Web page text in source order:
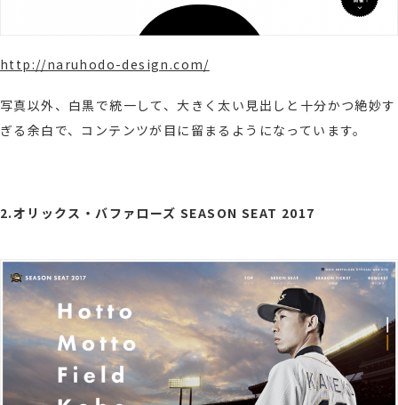
http://naruhodo-design.com/
写真以外、白黒で統一して、大きく太い見出しと十分かつ絶妙す
ぎる余白で、コンテンツが 目に留まるようになっています。
2.オリックス・バファローズ SEASON SEAT 2017